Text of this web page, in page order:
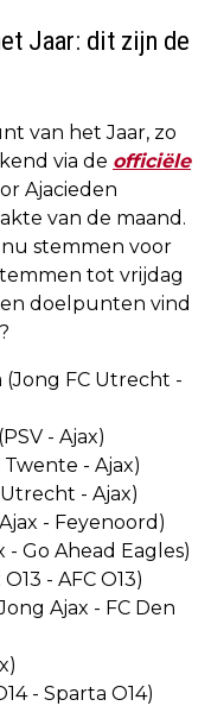
Jaar: dit zijn de
van het Jaar, zo
via de officiële
Ajacieden
van de maand.
stemmen voor
tot vrijdag
doelpunten vind
FC Utrecht -
- Ajax)
- Ajax)
- Ajax)
- Feyenoord)
- Go Ahead Eagles)
- AFC O13)
Ajax - FC Den
- Sparta O14)